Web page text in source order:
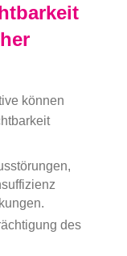
können
des